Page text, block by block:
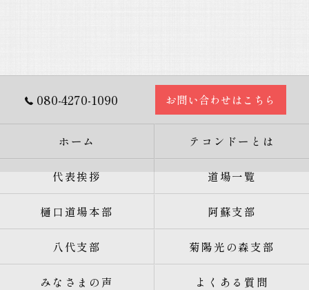
080-4270-1090 お問い合わせはこちら
ホーム テコンドーとは
代表挨拶 道場一覧
樋口道場本部 阿蘇支部
八代支部 菊陽光の森支部
みなさまの声 よくある質問